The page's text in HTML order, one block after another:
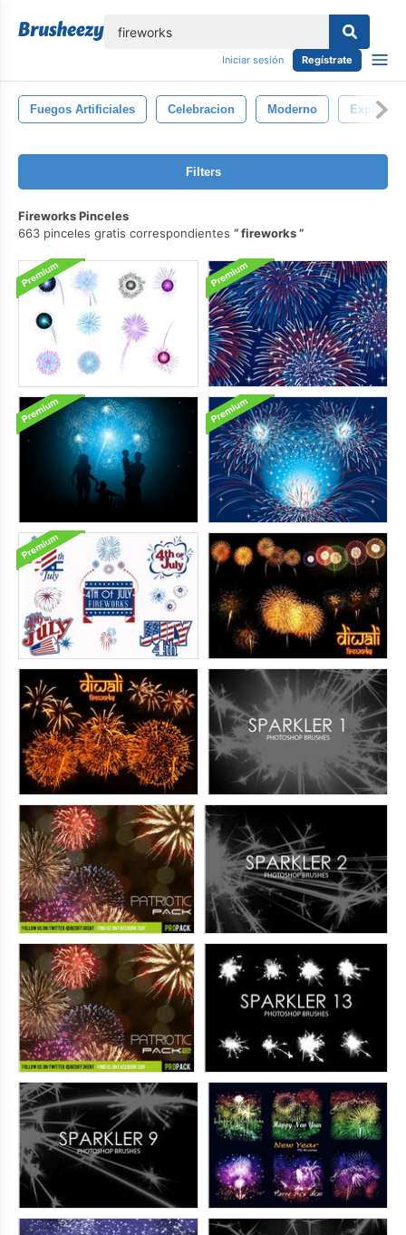
Iniciar sesión Regístrate
Fuegos Artificiales Celebracion Moderno Explosión
Filters
Fireworks Pinceles
663 pinceles gratis correspondientes
fireworks